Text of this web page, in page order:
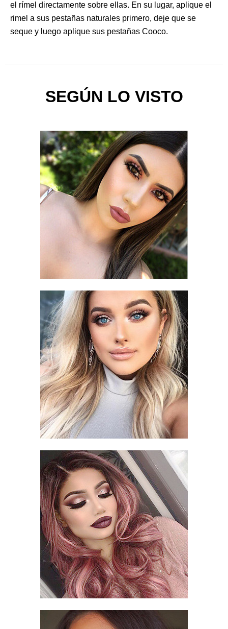
el rímel directamente sobre ellas. En su lugar, aplique el
rimel a sus pestañas naturales primero, deje que se
seque y luego aplique sus pestañas Cooco.
SEGÚN LO VISTO